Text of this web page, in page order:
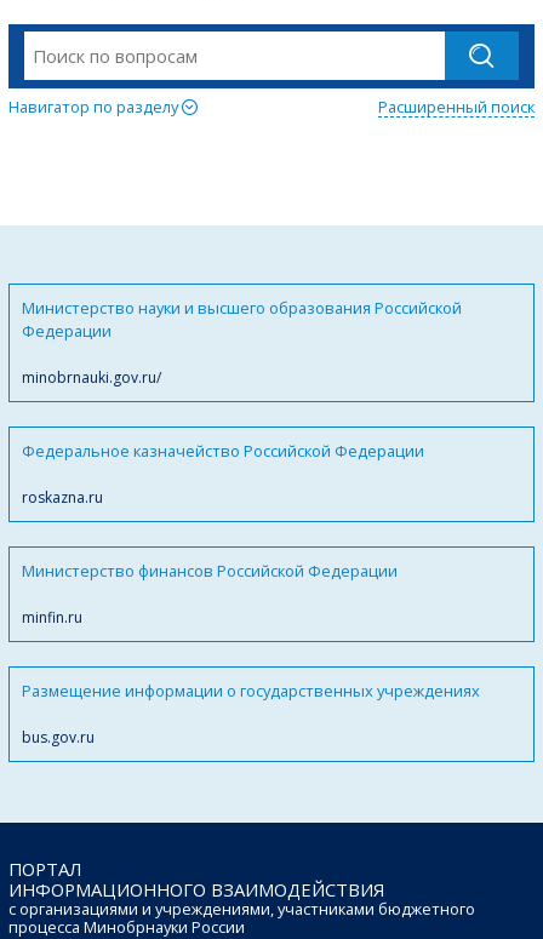
Навигатор по разделу Расширенный поиск
Министерство науки и высшего образования Российской
Федерации
minobrnauki.gov.ru/
Федеральное казначейство Российской Федерации
roskazna.ru
Министерство финансов Российской Федерации
minfin.ru
Размещение информации о государственных учреждениях
bus.gov.ru
ПОРТАЛ
ИНФОРМАЦИОННОГО ВЗАИМОДЕЙСТВИЯ
с организациями и учреждениями, участниками бюджетного
процесса Минобрнауки России